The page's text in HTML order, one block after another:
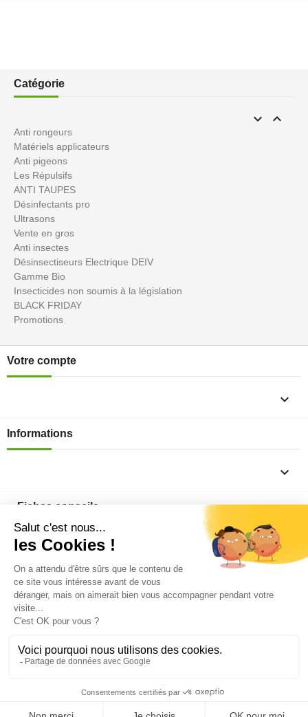
Catégorie
 
Anti rongeurs
Matériels applicateurs
Anti pigeons
Les Répulsifs
ANTI TAUPES
Désinfectants pro
Ultrasons
Vente en gros
Anti insectes
Désinsectiseurs Electrique DEIV
Gamme Bio
Insecticides non soumis à la législation
BLACK FRIDAY
Promotions
Votre compte

Informations

Fiches conseils

Insecte
Rongeurs
© 2026 - Produit-antinuisible.com